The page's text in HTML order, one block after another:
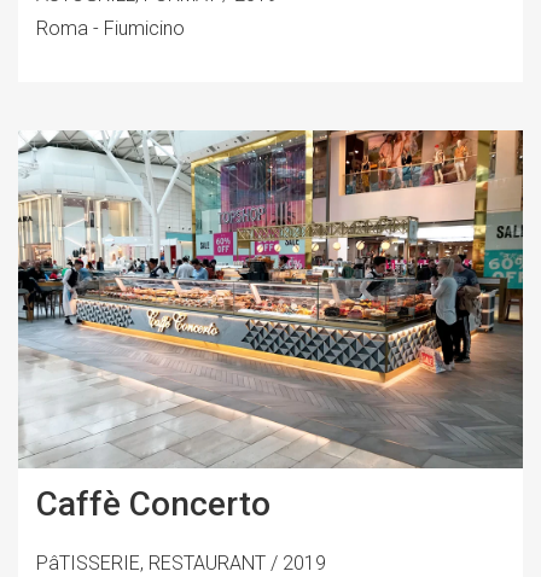
Roma - Fiumicino
Caffè Concerto
PâTISSERIE, RESTAURANT / 2019